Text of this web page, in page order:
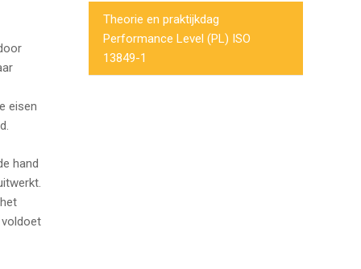
eisen
hand
Theorie en praktijkdag
Performance Level (PL) ISO
13849-1